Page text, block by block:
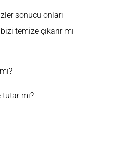
sonucu onları
temize çıkarır mı
mı?